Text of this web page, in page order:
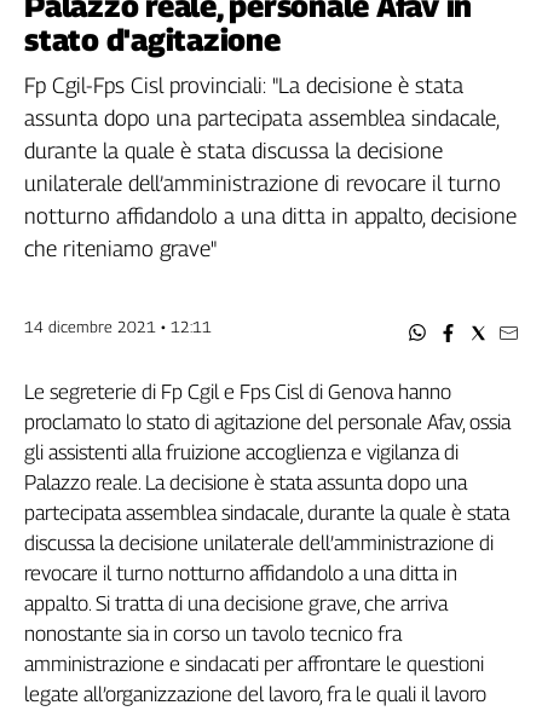
Filcams
Filctem
Fillea
Fiom
Fisac
Slc
Inca
Caaf
Speciali
G8
di
Genova,
sangue
della
ragione
120
stato d'agitazione
Fp Cgil-Fps Cisl provinciali: "La decisione è stata
assunta dopo una partecipata assemblea sindacale,
durante la quale è stata discussa la decisione
unilaterale dell’amministrazione di revocare il turno
notturno affidandolo a una ditta in appalto, decisione
che riteniamo grave"
14 dicembre 2021 • 12:11
Le segreterie di Fp Cgil e Fps Cisl di Genova hanno
proclamato lo stato di agitazione del personale Afav, ossia
gli assistenti alla fruizione accoglienza e vigilanza di
Palazzo reale. La decisione è stata assunta dopo una
partecipata assemblea sindacale, durante la quale è stata
discussa la decisione unilaterale dell’amministrazione di
revocare il turno notturno affidandolo a una ditta in
appalto. Si tratta di una decisione grave, che arriva
nonostante sia in corso un tavolo tecnico fra
amministrazione e sindacati per affrontare le questioni
legate all’organizzazione del lavoro, fra le quali il lavoro